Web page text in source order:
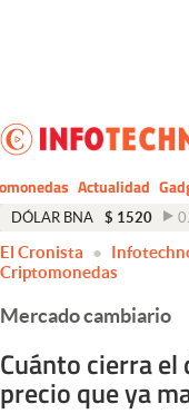
Dólar
Economía y Política
Finanzas y Mercados
Columnistas
Actualidad
DÓLAR BNA $ 1520
El Cronista
Criptomonedas
Mercado cambiario
Cuánto cierra el
precio que ya